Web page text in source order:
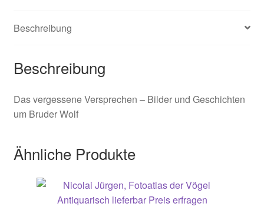
Beschreibung
Beschreibung
Das vergessene Versprechen – Bilder und Geschichten
um Bruder Wolf
Ähnliche Produkte